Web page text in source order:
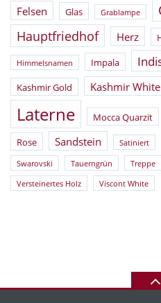
Felsen Glas Grablampe
Hauptfriedhof Herz
Himmelsnamen Impala
Kashmir Gold Kashmir White
Laterne Mocca Quarzit
Rose Sandstein Satiniert
Swarovski Tauerngrün Treppe
Versteinertes Holz Viscont White